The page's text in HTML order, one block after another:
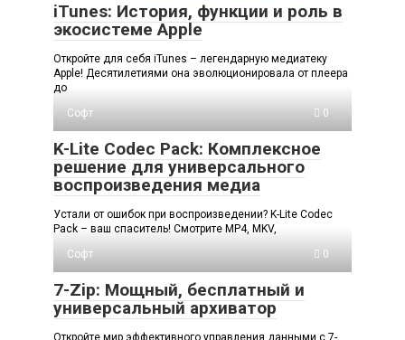
iTunes: История, функции и роль в
экосистеме Apple
Откройте для себя iTunes – легендарную медиатеку
Apple! Десятилетиями она эволюционировала от плеера
до
Софт
0
K-Lite Codec Pack: Комплексное
решение для универсального
воспроизведения медиа
Устали от ошибок при воспроизведении? K-Lite Codec
Pack – ваш спаситель! Смотрите MP4, MKV,
Софт
0
7-Zip: Мощный, бесплатный и
универсальный архиватор
Откройте мир эффективного управления данными с 7-